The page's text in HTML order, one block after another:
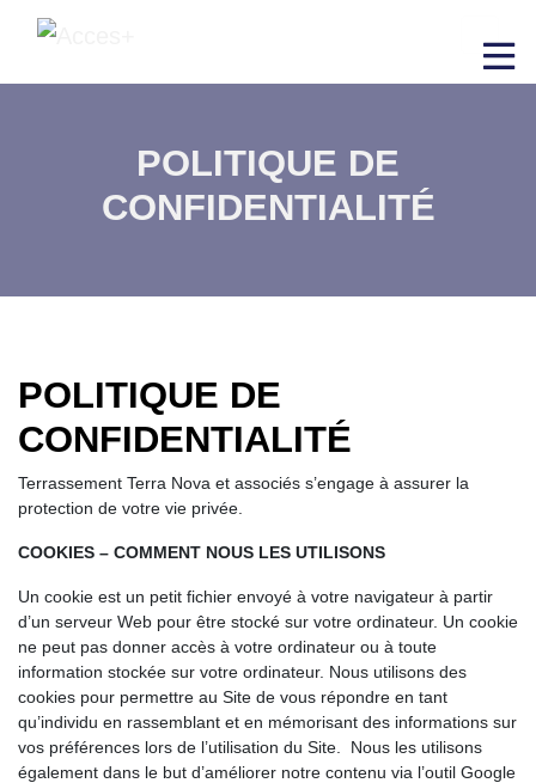
POLITIQUE DE
CONFIDENTIALITÉ
POLITIQUE DE
CONFIDENTIALITÉ
Terrassement Terra Nova et associés s’engage à assurer la
protection de votre vie privée.
COOKIES – COMMENT NOUS LES UTILISONS
Un cookie est un petit fichier envoyé à votre navigateur à partir
d’un serveur Web pour être stocké sur votre ordinateur. Un cookie
ne peut pas donner accès à votre ordinateur ou à toute
information stockée sur votre ordinateur. Nous utilisons des
cookies pour permettre au Site de vous répondre en tant
qu’individu en rassemblant et en mémorisant des informations sur
vos préférences lors de l’utilisation du Site. Nous les utilisons
également dans le but d’améliorer notre contenu via l’outil Google